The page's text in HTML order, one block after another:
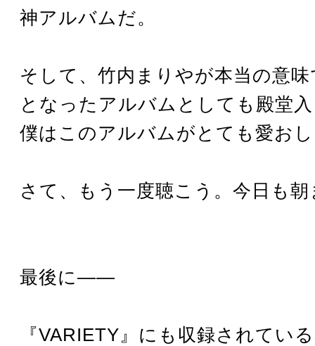
神アルバムだ。
そして、竹内まりやが本当の意
となったアルバムとしても殿堂
僕はこのアルバムがとても愛お
さて、もう一度聴こう。今日も
最後に――
『VARIETY』にも収録されてい